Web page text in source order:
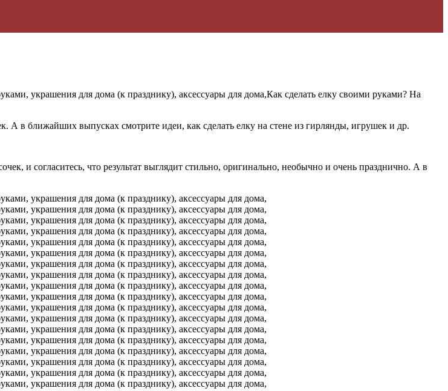
Как сделать елку своими руками? На
А в ближайших выпусках смотрите идеи, как сделать елку на стене из гирлянды, игрушек и др.
и согласитесь, что результат выглядит стильно, оригинально, необычно и очень празднично. А в